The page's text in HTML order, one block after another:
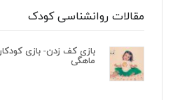
مقالات روانشناسی کودک
بازی کف زدن- بازی
ماهگی